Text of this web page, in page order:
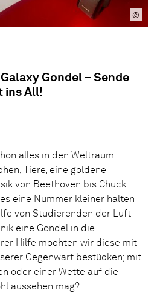
©
Gondel – Sende
ins All!
alles in den Weltraum
Tiere, eine goldene
von Beethoven bis Chuck
eine Nummer kleiner halten
von Studierenden der Luft
eine Gondel in die
Hilfe möchten wir diese mit
Gegenwart bestücken; mit
oder einer Wette auf die
aussehen mag?